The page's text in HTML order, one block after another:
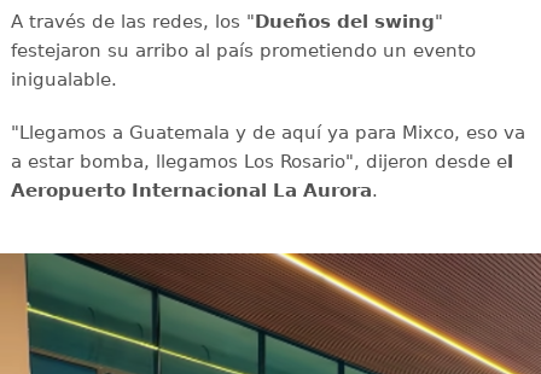
A través de las redes, los "Dueños del swing"
festejaron su arribo al país prometiendo un evento
inigualable.
"Llegamos a Guatemala y de aquí ya para Mixco, eso va
a estar bomba, llegamos Los Rosario", dijeron desde el
Aeropuerto Internacional La Aurora.